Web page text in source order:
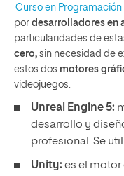
Curso en
por desarrolladores en
particularidades de
cero, sin necesidad de
estos dos motores
videojuegos.
Unreal Engine 5:
desarrollo y
profesional. Se
Unity: es el